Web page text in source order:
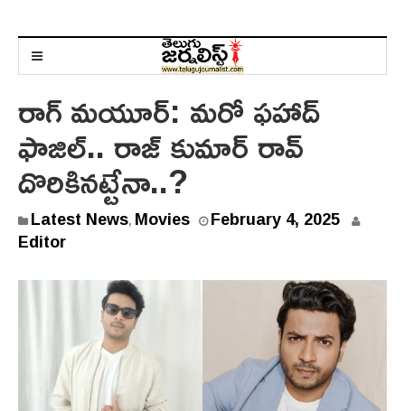
రాగ్ మ‌యూర్‌: మ‌రో ఫ‌హాద్
ఫాజిల్‌.. రాజ్ కుమార్ రావ్
దొరికిన‌ట్టేనా..?
Latest News, Movies February 4, 2025
Editor